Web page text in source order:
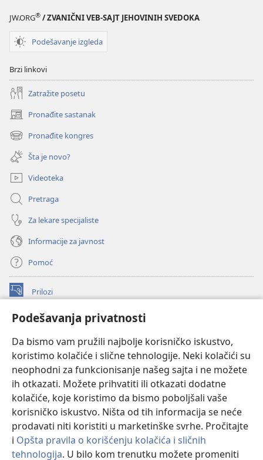
Podešavanja privatnosti
Da bismo vam pružili najbolje korisničko iskustvo,
koristimo kolačiće i slične tehnologije. Neki kolačići su
neophodni za funkcionisanje našeg sajta i ne možete
ih otkazati. Možete prihvatiti ili otkazati dodatne
kolačiće, koje koristimo da bismo poboljšali vaše
korisničko iskustvo. Ništa od tih informacija se neće
prodavati niti koristiti u marketinške svrhe. Pročitajte
i Opšta pravila o korišćenju kolačića i sličnih
tehnologija. U bilo kom trenutku možete promeniti
JW.ORG® / ZVANIČNI VEB-SAJT JEHOVINIH SVEDOKA
Podešavanje izgleda
Brzi linkovi
Zatražite posetu
Pronađite sastanak
(otvara
novi
prozor)
Pronađite kongres
(otvara
novi
prozor)
Šta je novo?
Videoteka
Pretraga
Za lekare specijaliste
Informacije za javnost
Pomoć
Prilozi
(otvara
prozor)ONLAJN BIBLIOTEKA Watchtower
novi
prozor)JW Hub®
(otvara
novi
prozor)
®
Watchtower Library®